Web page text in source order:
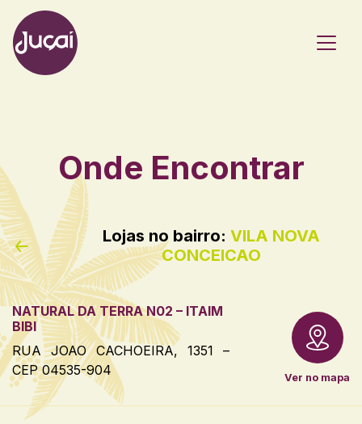
Main Navigation
Onde Encontrar
Lojas no bairro: VILA NOVA
CONCEICAO
NATURAL DA TERRA N02 – ITAIM
BIBI
RUA JOAO CACHOEIRA, 1351 –
CEP 04535-904
Ver no mapa